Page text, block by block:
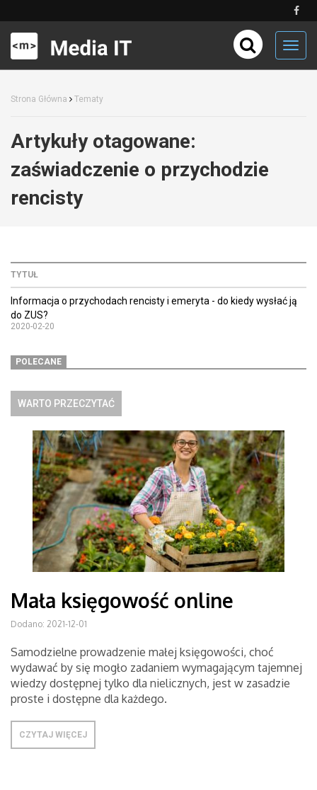
Strona Główna Tematy
Artykuły otagowane:
zaświadczenie o przychodzie
rencisty
TYTUŁ
Informacja o przychodach rencisty i emeryta - do kiedy wysłać ją
do ZUS?
2020-02-20
POLECANE
WARTO PRZECZYTAĆ
Mała księgowość online
Dodano: 2021-12-01
Samodzielne prowadzenie małej księgowości, choć
wydawać by się mogło zadaniem wymagającym tajemnej
wiedzy dostępnej tylko dla nielicznych, jest w zasadzie
proste i dostępne dla każdego.
CZYTAJ WIĘCEJ